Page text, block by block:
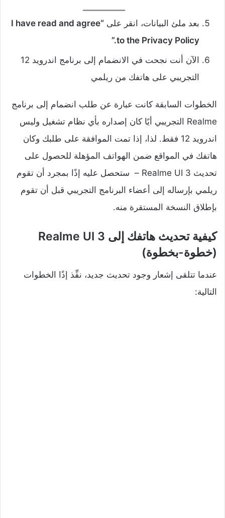
بعد ملئ البيانات، انقر على
“I have read and agree
to the Privacy Policy.”
الآن أنت نجحت في الانضمام إلى برنامج اندرويد 12
التجريبي على هاتفك من ريلمي
الخطوات السابقة كانت عبارة عن طلب انضمام إلى برنامج
Realme التجريبي أيًا كان إصداره بأي نظام تشغيل وليس
اندرويد 12 فقط. لذا، إذا تمت الموافقة على طلبك وكان
هاتفك في المواقع ضمن الهواتف المؤهلة للحصول على
تحديث Realme UI 3 – ستحصل عليه إذًا بمجرد أن تقوم
ريلمي بإرساله إلى أعضاء البرنامج التجريبي قبل أن تقوم
بإطلاق النسخة المستقرة منه.
كيفية تحديث هاتفك إلى Realme UI 3
(خطوة-بخطوة)
عندما تتلقى إشعار وجود تحديث جديد، نفِّذ إذًا الخطوات
التالية: